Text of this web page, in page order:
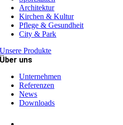
Architektur
Kirchen & Kultur
Pflege & Gesundheit
City & Park
Unsere Produkte
Über uns
Unternehmen
Referenzen
News
Downloads